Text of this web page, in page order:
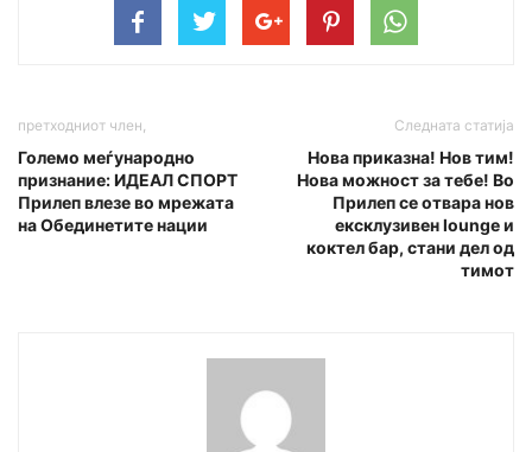
претходниот член,
Големо меѓународно
признание: ИДЕАЛ СПОРТ
Прилеп влезе во мрежата
на Обединетите нации
Следната статија
Нова приказна! Нов тим!
Нова можност за тебе! Во
Прилеп се отвара нов
ексклузивен lounge и
коктел бар, стани дел од
тимот